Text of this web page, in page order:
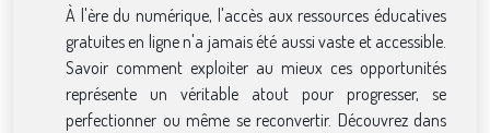
À l'ère du numérique, l'accès aux ressources éducatives
gratuites en ligne n'a jamais été aussi vaste et accessible.
Savoir comment exploiter au mieux ces opportunités
représente un véritable atout pour progresser, se
perfectionner ou même se reconvertir. Découvrez dans